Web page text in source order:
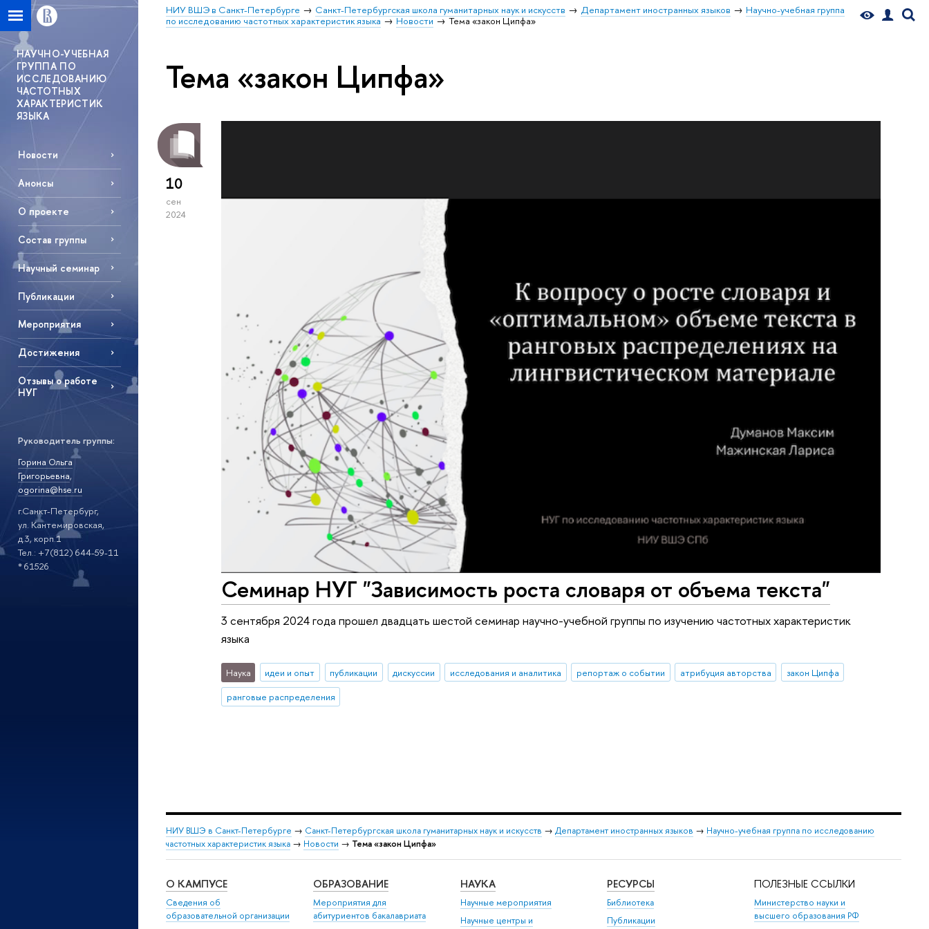
НИУ ВШЭ в Санкт-Петербурге Санкт-Петербургская школа гуманитарных наук и искусств Департамент иностранных языков
Научно-учебная группа
по исследованию частотных характеристик языка
Новости Тема «закон Ципфа»
НАУЧНО-УЧЕБНАЯ
ГРУППА ПО
ИССЛЕДОВАНИЮ
ЧАСТОТНЫХ
ХАРАКТЕРИСТИК
ЯЗЫКА
Новости
Анонсы
О проекте
Состав группы
Научный семинар
Публикации
Мероприятия
Достижения
Отзывы о работе
НУГ
Руководитель группы:
Горина Ольга
Григорьевна,
ogorina@hse.ru
г.Санкт-Петербург,
ул. Кантемировская,
д.3, корп.1
Тел.: +7(812) 644-59-11
* 61526
Тема «закон Ципфа»
10
сен
2024
Семинар НУГ "Зависимость роста словаря от объема текста"
3 сентября 2024 года прошел двадцать шестой семинар научно-учебной группы по изучению частотных характеристик
языка
Наука идеи и опыт публикации дискуссии исследования и аналитика репортаж о событии атрибуция авторства
закон Ципфа
ранговые распределения
НИУ ВШЭ в Санкт-Петербурге → Санкт-Петербургская школа гуманитарных наук и искусств → Департамент иностранных языков → Научно-учебная группа по исследованию
частотных характеристик языка → Новости → Тема «закон Ципфа»
О КАМПУСЕ
Сведения об
образовательной организации
ОБРАЗОВАНИЕ
Мероприятия для
абитуриентов бакалавриата
НАУКА
Научные мероприятия
Научные центры и
РЕСУРСЫ
Библиотека
Публикации
ПОЛЕЗНЫЕ ССЫЛКИ
Министерство науки и
высшего образования РФ